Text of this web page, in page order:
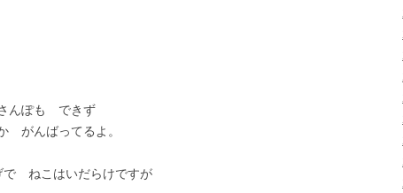
んぽも できず
んばってるよ。
ねこはいだらけですが